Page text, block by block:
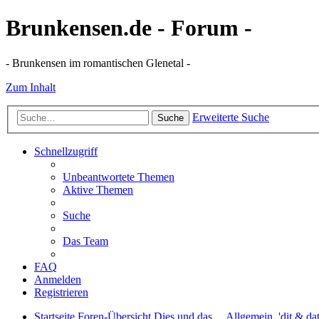
Brunkensen.de - Forum -
- Brunkensen im romantischen Glenetal -
Zum Inhalt
Suche Erweiterte Suche
Schnellzugriff
Unbeantwortete Themen
Aktive Themen
Suche
Das Team
FAQ
Anmelden
Registrieren